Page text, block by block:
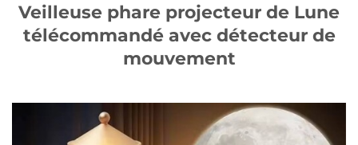
Veilleuse phare projecteur de Lune
télécommandé avec détecteur de
mouvement